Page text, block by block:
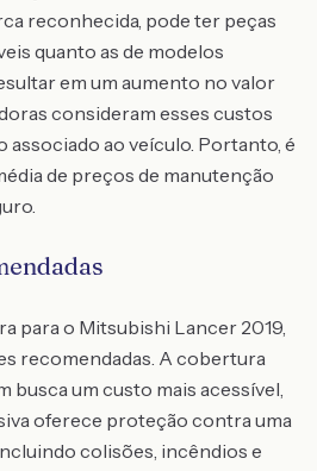
reconhecida, pode ter peças
quanto as de modelos
em um aumento no valor
consideram esses custos
ao veículo. Portanto, é
de preços de manutenção
para o Mitsubishi Lancer 2019,
recomendadas. A cobertura
busca um custo mais acessível,
oferece proteção contra uma
colisões, incêndios e